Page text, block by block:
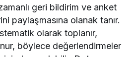
geri bildirim ve anket
paylaşmasına olanak tanır.
olarak toplanır,
böylece değerlendirmeler